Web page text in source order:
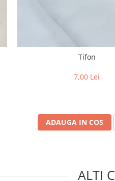
Tifon
7,00 Lei
ADAUGA IN COS
ALTI